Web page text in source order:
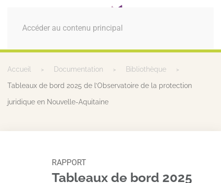
Accéder au contenu principal
MENU
Accueil Documentation Bibliothèque
Tableaux de bord 2025 de l’Observatoire de la protection
juridique en Nouvelle-Aquitaine
RAPPORT
Tableaux de bord 2025